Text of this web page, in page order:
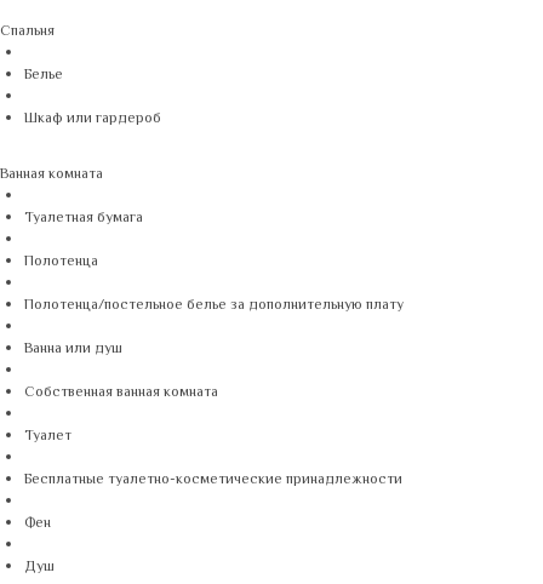
Спальня
Белье
Шкаф или гардероб
Ванная комната
Туалетная бумага
Полотенца
Полотенца/постельное белье за дополнительную плату
Ванна или душ
Собственная ванная комната
Туалет
Бесплатные туалетно-косметические принадлежности
Фен
Душ